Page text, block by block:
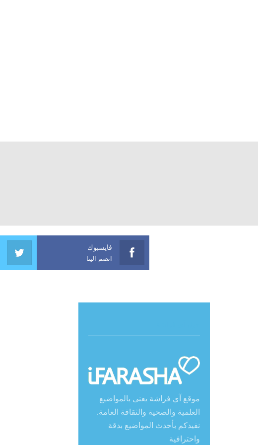
فايسبوك
انضم الينا
موقع آي فراشة يعنى بالمواضيع
العلمية والصحية والثقافة العامة.
نفيدكم بأحدث المواضيع بدقة
واحترافية